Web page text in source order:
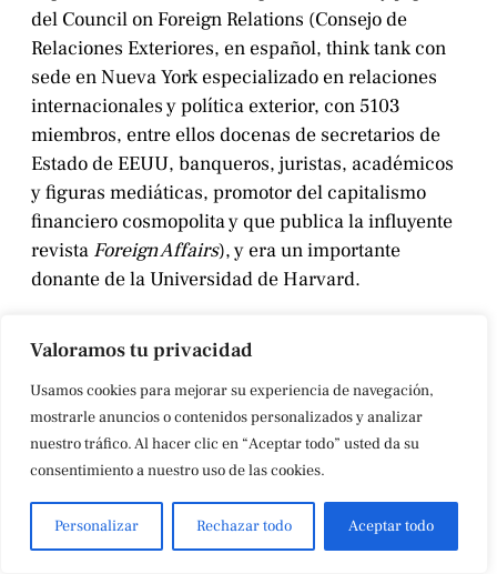
Valoramos tu privacidad
Usamos cookies para mejorar su experiencia de navegación,
mostrarle anuncios o contenidos personalizados y analizar
nuestro tráfico. Al hacer clic en “Aceptar todo” usted da su
consentimiento a nuestro uso de las cookies.
Personalizar Rechazar todo Aceptar todo
del Council on Foreign Relations (Consejo de
Relaciones Exteriores, en español, think tank con
sede en Nueva York especializado en relaciones
internacionales y política exterior, con 5103
miembros, entre ellos docenas de secretarios de
Estado de EEUU, banqueros, juristas, académicos
y figuras mediáticas, promotor del capitalismo
financiero cosmopolita y que publica la influyente
revista Foreign Affairs), y era un importante
donante de la Universidad de Harvard.
Lolita Express, en el que viajaba con frecuencia,
unas 600 horas de vuelo al año, y siempre con
invitados. El Lolita Express fue llamado así por los
paisanos de las Islas Vírgenes de los EEUU, donde
Epstein tenía propiedades, debido a la frecuente
llegada del jet con chicas adolescentes menores de
edad a la Pqueña Isla de San Jaime, Little Saint